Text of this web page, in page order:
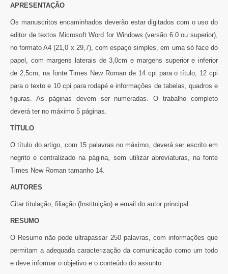
APRESENTAÇÃO
Os manuscritos encaminhados deverão estar digitados com o uso do
editor de textos Microsoft Word for Windows (versão 6.0 ou superior),
no formato A4 (21,0 x 29,7), com espaço simples, em uma só face do
papel, com margens laterais de 3,0cm e margens superior e inferior
de 2,5cm, na fonte Times New Roman de 14 cpi para o título, 12 cpi
para o texto e 10 cpi para rodapé e informações de tabelas, quadros e
figuras. As páginas devem ser numeradas. O trabalho completo
deverá ter no máximo 5 páginas.
TÍTULO
O título do artigo, com 15 palavras no máximo, deverá ser escrito em
negrito e centralizado na página, sem utilizar abreviaturas, na fonte
Times New Roman tamanho 14.
AUTORES
Citar titulação, filiação (Instituição) e email do autor principal.
RESUMO
O Resumo não pode ultrapassar 250 palavras, com informações que
permitam a adequada caracterização da comunicação como um todo
e deve informar o objetivo e o conteúdo do assunto.